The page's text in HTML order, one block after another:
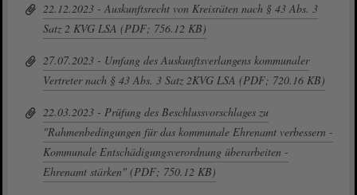
22.12.2023 - Auskunftsrecht von Kreisräten nach § 43 Abs. 3
Satz 2 KVG LSA (PDF; 756.12 KB)
27.07.2023 - Umfang des Auskunftsverlangens kommunaler
Vertreter nach § 43 Abs. 3 Satz 2KVG LSA (PDF; 720.16 KB)
22.03.2023 - Prüfung des Beschlussvorschlages zu
"Rahmenbedingungen für das kommunale Ehrenamt verbessern -
Kommunale Entschädigungsverordnung überarbeiten -
Ehrenamt stärken" (PDF; 750.12 KB)